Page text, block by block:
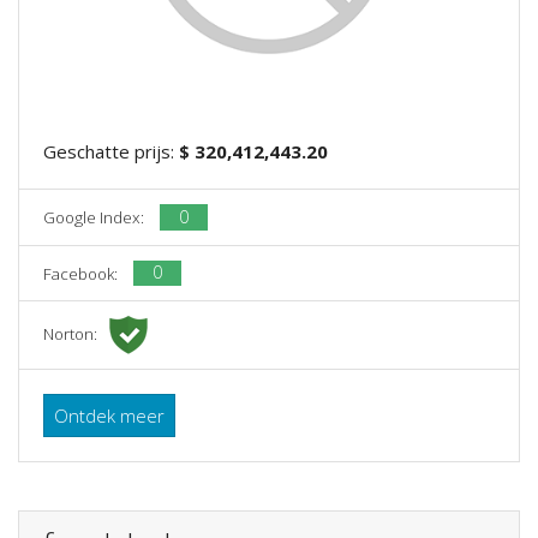
Geschatte prijs: $ 320,412,443.20
Google Index: 0
Facebook: 0
Norton:
Ontdek meer